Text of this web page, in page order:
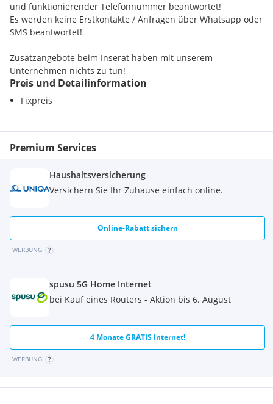
und funktionierender Telefonnummer beantwortet!
Es werden keine Erstkontakte / Anfragen über Whatsapp oder
SMS beantwortet!
Zusatzangebote beim Inserat haben mit unserem
Unternehmen nichts zu tun!
Wir bieten gerne eine Objektfinanzierung auf direkte Anfrage
an uns an.
Mobil: 0664 1206431
Wir sind vom Eigentümer alleinbeauftragt.
Preis und Detailinformation
Fixpreis
Premium Services
Haushaltsversicherung
Versichern Sie Ihr Zuhause einfach online.
Online-Rabatt sichern
WERBUNG
spusu 5G Home Internet
bei Kauf eines Routers - Aktion bis 6. August
4 Monate GRATIS Internet!
WERBUNG